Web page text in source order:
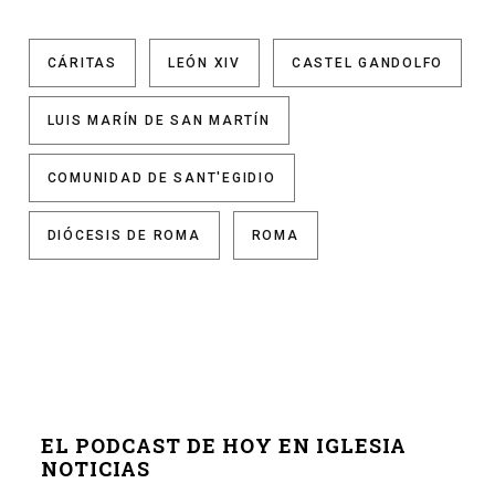
CÁRITAS LEÓN XIV CASTEL GANDOLFO
LUIS MARÍN DE SAN MARTÍN
COMUNIDAD DE SANT'EGIDIO
DIÓCESIS DE ROMA ROMA
EL PODCAST DE HOY EN IGLESIA
NOTICIAS